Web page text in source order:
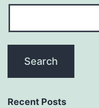
Recent Posts